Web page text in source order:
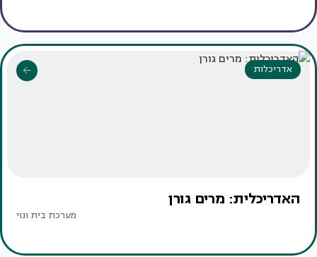
אדריכלות
האדריכלית: מרים גורן
מערכת בית ונוי